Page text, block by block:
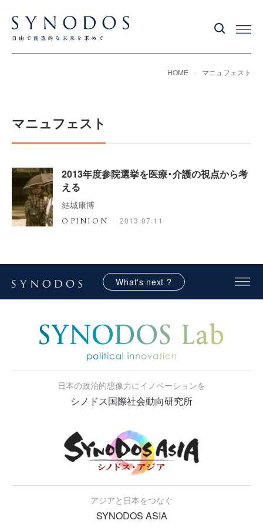
HOME マニュフェスト
マニュフェスト
2013年度参院選挙を医療・介護の視点から考
える
結城康博
OPINION 2013.07.11
What's next ?
日本の政治的想像力にイノベーションを
シノドス国際社会動向研究所
アジアと日本をつなぐ
SYNODOS ASIA